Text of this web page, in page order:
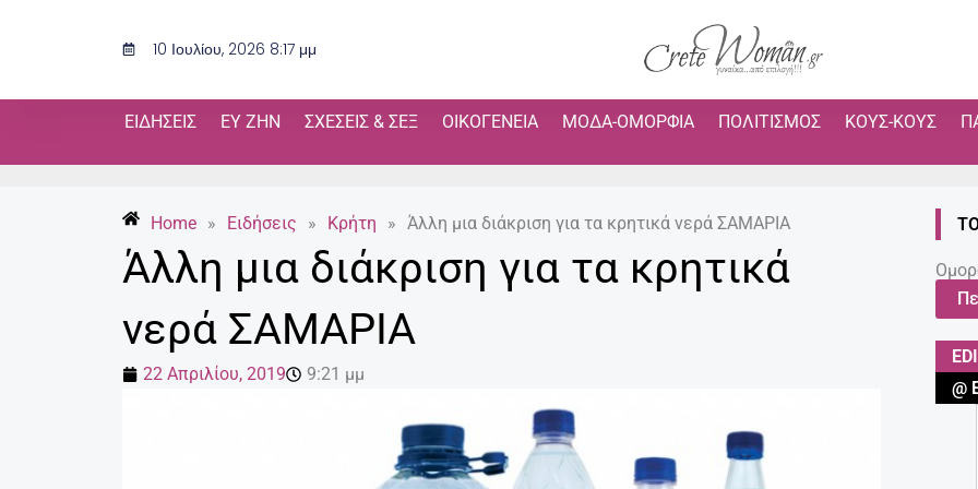
10 Ιουλίου, 2026 8:17 μμ
ΕΙΔΉΣΕΙΣ ΕΥ ΖΗΝ ΣΧΈΣΕΙΣ & ΣΕΞ ΟΙΚΟΓΈΝΕΙΑ ΜΌΔΑ-ΟΜΟΡΦΙΆ ΠΟΛΙΤΙΣΜΌΣ ΚΟΥΣ-ΚΟΥΣ
Home » Ειδήσεις » Κρήτη » Άλλη μια διάκριση για τα κρητικά νερά ΣΑΜΑΡΙΑ
Άλλη μια διάκριση για τα κρητικά
νερά ΣΑΜΑΡΙΑ
22 Απριλίου, 2019 9:21 μμ
@